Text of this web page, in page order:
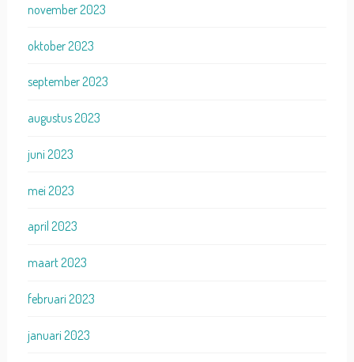
november 2023
oktober 2023
september 2023
augustus 2023
juni 2023
mei 2023
april 2023
maart 2023
februari 2023
januari 2023